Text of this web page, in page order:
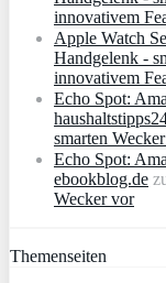
innovativem
Apple Watch
Handgelenk -
innovativem
Echo Spot:
smarten
Echo Spot:
ebookblog.de
Wecker vor
Themenseiten